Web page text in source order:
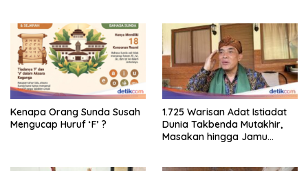
Kenapa Orang Sunda Susah
Mengucap Huruf ‘F’ ?
1.725 Warisan Adat Istiadat
Dunia Takbenda Mutakhir,
Masakan hingga Jamu